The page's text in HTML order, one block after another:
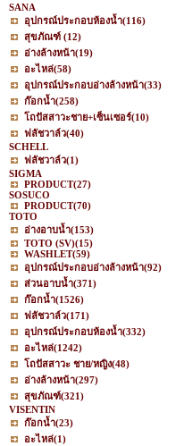
SANA
อุปกรณ์ประกอบห้องน้ำ(116)
สุขภัณฑ์ (12)
อ่างล้างหน้า(19)
อะไหล่(58)
อุปกรณ์ประกอบอ่างล้างหน้า(33)
ก๊อกน้ำ(258)
โถปัสสาวะชาย+เซ็นเซอร์(10)
ฟลัชวาล์ว(40)
SCHELL
ฟลัชวาล์ว(1)
SIGMA
PRODUCT(27)
SOSUCO
PRODUCT(70)
TOTO
อ่างอาบน้ำ(153)
TOTO (SV)(15)
WASHLET(59)
อุปกรณ์ประกอบอ่างล้างหน้า(92)
ส่วนอาบน้ำ(371)
ก๊อกน้ำ(1526)
ฟลัชวาล์ว(171)
อุปกรณ์ประกอบห้องน้ำ(332)
อะไหล่(1242)
โถปัสสาวะ ชาย/หญิง(48)
อ่างล้างหน้า(297)
สุขภัณฑ์(321)
VISENTIN
ก๊อกน้ำ(23)
อะไหล่(1)